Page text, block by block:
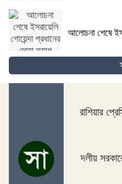
আলোচনা শেষে
গোপালগঞ্জের
জিম্বাবুয়ের
রাশিয়ার
দলীয়